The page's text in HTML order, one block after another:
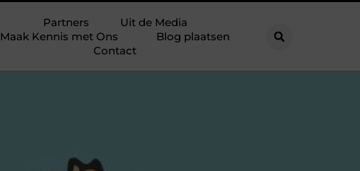
Partners
Uit de Media
Maak Kennis met Ons
Blog plaatsen
Contact